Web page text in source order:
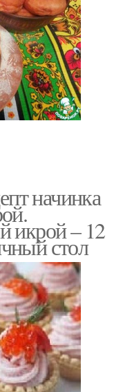
начинка
икрой – 12
стол